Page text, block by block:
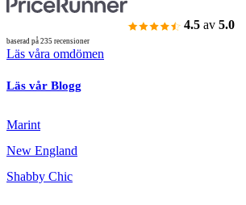
4.5 av 5.0
baserad på 235 recensioner
Läs våra omdömen
Läs vår Blogg
Marint
New England
Shabby Chic